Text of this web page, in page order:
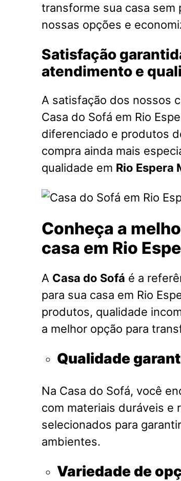
transforme sua casa
nossas opções e
Satisfação
atendimento e
A satisfação dos nossos
Casa do Sofá em Rio
diferenciado e produtos
compra ainda mais
qualidade em Rio Espera
Conheça a
casa em Rio
A Casa do Sofá é a
para sua casa em Rio
produtos, qualidade
a melhor opção para
Qualidade
Na Casa do Sofá, você
com materiais duráveis e
selecionados para
ambientes.
Variedade de